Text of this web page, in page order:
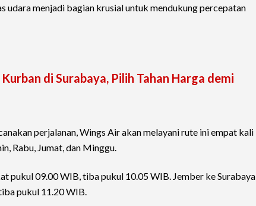
udara menjadi bagian krusial untuk mendukung percepatan
di Surabaya, Pilih Tahan Harga demi
perjalanan, Wings Air akan melayani rute ini empat kali
Rabu, Jumat, dan Minggu.
pukul 09.00 WIB, tiba pukul 10.05 WIB. Jember ke Surabaya
pukul 11.20 WIB.